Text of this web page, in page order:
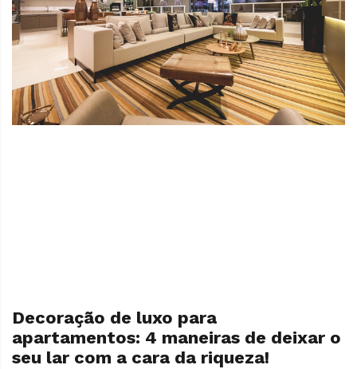
Decoração de luxo para
apartamentos: 4 maneiras de deixar o
seu lar com a cara da riqueza!